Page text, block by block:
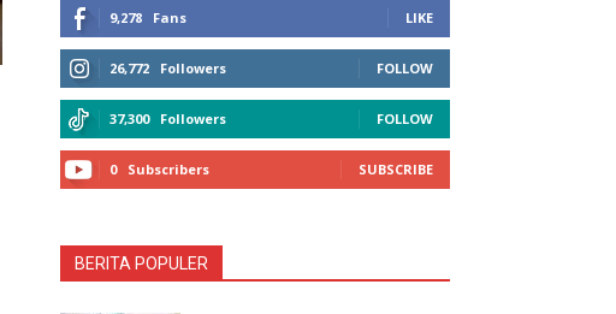
9,278 Fans LIKE
26,772 Followers FOLLOW
37,300 Followers FOLLOW
0 Subscribers SUBSCRIBE
BERITA POPULER